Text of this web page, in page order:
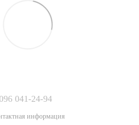
096 041-24-94
информация